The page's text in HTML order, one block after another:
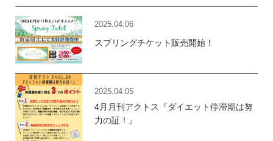
2025.04.06
スプリングチケット販売開始！
2025.04.05
4月月刊アクトス『ダイエット停滞期は努
力の証！』